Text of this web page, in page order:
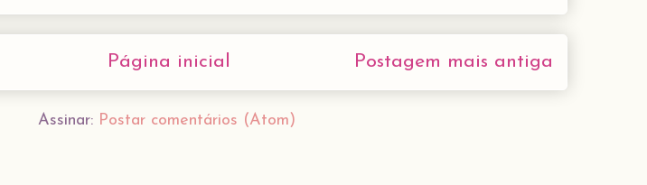
Postagem mais antiga
Página inicial
Assinar: Postar comentários (Atom)